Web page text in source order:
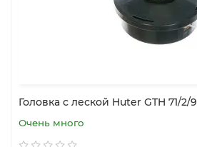
Головка с леской Huter GTH 71/2/9
Очень много